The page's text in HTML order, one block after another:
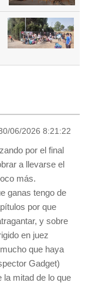
06/2026 8:21:22
por el final
a llevarse el
más.
ganas tengo de
por que
y sobre
en juez
que haya
Gadget)
la mitad de lo que